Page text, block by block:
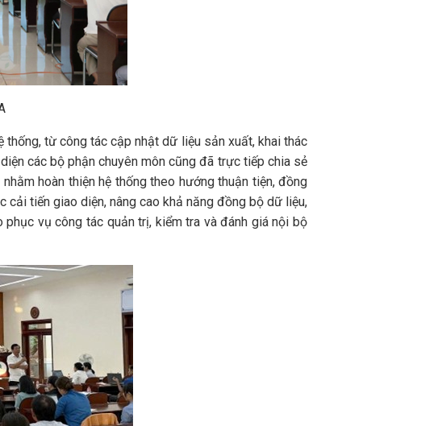
từ công tác cập nhật dữ liệu sản xuất, khai thác
các bộ phận chuyên môn cũng đã trực tiếp chia sẻ
hoàn thiện hệ thống theo hướng thuận tiện, đồng
tiến giao diện, nâng cao khả năng đồng bộ dữ liệu,
vụ công tác quản trị, kiểm tra và đánh giá nội bộ